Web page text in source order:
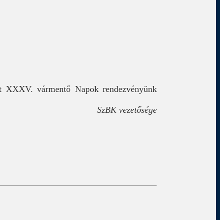
XXXV. vármentő Napok rendezvényünk
SzBK vezetősége